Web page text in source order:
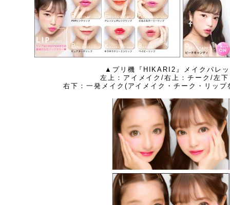
▲プリ機『HIKARI2』メイクパレ
左上：アイメイク/右上：チーク/左
右下：一発メイク(アイメイク・チーク・リッ